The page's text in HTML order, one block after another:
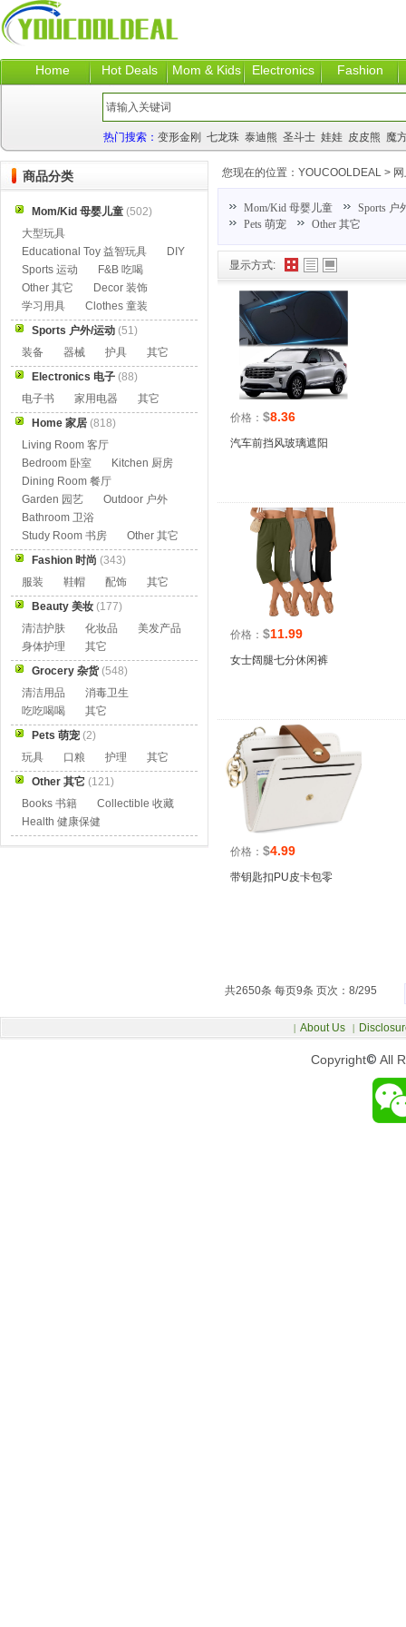
Home Hot Deals Mom & Kids Electronics Fashion
热门搜索： 变形金刚 七龙珠 泰迪熊 圣斗士 娃娃 皮皮熊 魔
显示方式:
价格： $8.36
汽车前挡风玻璃遮阳
价格： $11.99
女士阔腿七分休闲裤
价格： $4.99
带钥匙扣PU皮卡包零
共2650条 每页9条 页次：8/295
您现在的位置： YOUCOOLDEAL >
Mom/Kid 母婴儿童
Sports 户
Pets 萌宠
Other 其它
商品分类
Mom/Kid 母婴儿童 (502)
大型玩具
Educational Toy 益智玩具
DIY
Sports 运动
F&B 吃喝
Other 其它
Decor 装饰
学习用具
Clothes 童装
Sports 户外/运动 (51)
装备
器械 护具
其它
Electronics 电子 (88)
电子书
家用电器
其它
Home 家居 (818)
Living Room 客厅
Bedroom 卧室
Kitchen 厨房
Dining Room 餐厅
Garden 园艺
Outdoor 户外
Bathroom 卫浴
Study Room 书房
Other 其它
Fashion 时尚 (343)
服装
鞋帽 配饰
其它
Beauty 美妆 (177)
清洁护肤
化妆品
美发产品
身体护理
其它
Grocery 杂货(548)
清洁用品
消毒卫生
吃吃喝喝
其它
Pets 萌宠 (2)
玩具
口粮 护理
其它
Other 其它 (121)
Books 书籍
Collectible 收藏
Health 健康保健
Copyright© All
| About Us |